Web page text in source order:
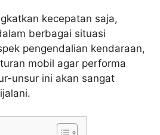
kecepatan saja,
berbagai situasi
pengendalian kendaraan,
mobil agar performa
unsur ini akan sangat